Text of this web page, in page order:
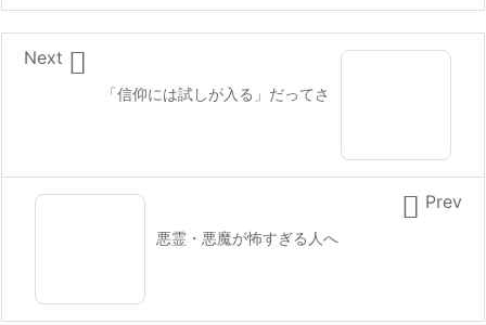
「信仰には試しが入る」だってさ

Next
悪霊・悪魔が怖すぎる人へ
 Prev